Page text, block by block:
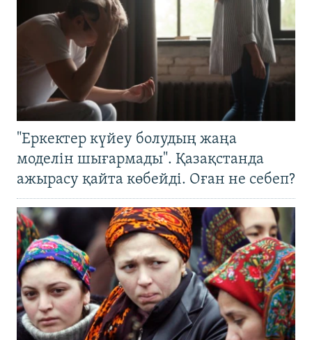
"Еркектер күйеу болудың жаңа
моделін шығармады". Қазақстанда
ажырасу қайта көбейді. Оған не себеп?